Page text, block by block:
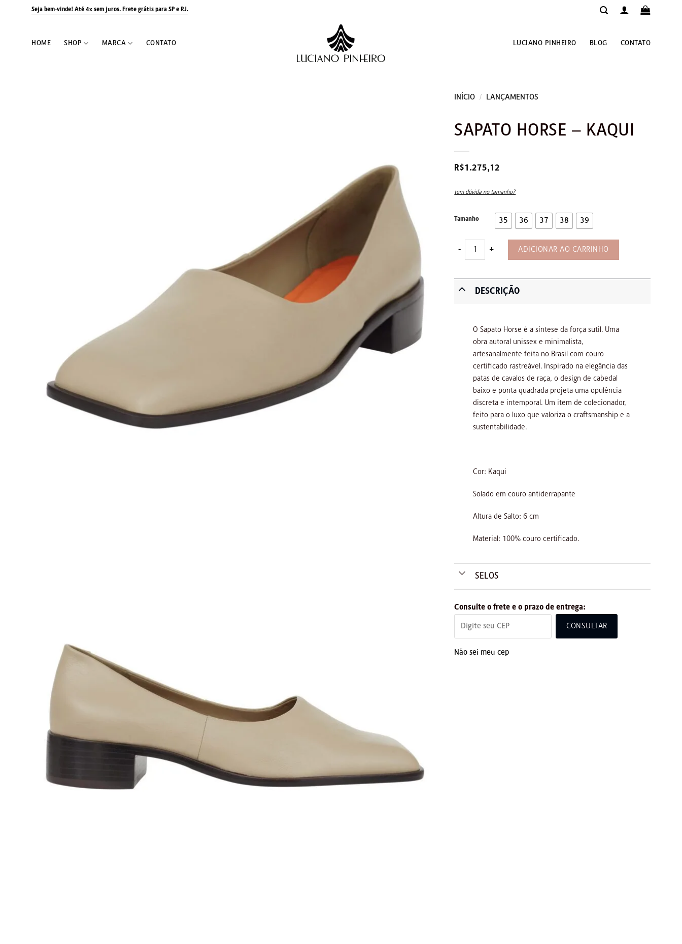
Seja bem-vinde! Até 4x sem juros. Frete grátis para SP e RJ.
HOME SHOP MARCA CONTATO LUCIANO PINHEIRO BLOG CONTATO
INÍCIO / LANÇAMENTOS
SAPATO HORSE – KAQUI
R$1.275,12
tem dúvida no tamanho?
Tamanho 35 36 37 38 39
Sapato Horse - Kaqui quantidade
ADICIONAR AO CARRINHO
DESCRIÇÃO
O Sapato Horse é a síntese da força sutil. Uma
obra autoral unissex e minimalista,
artesanalmente feita no Brasil com couro
certificado rastreável. Inspirado na elegância das
patas de cavalos de raça, o design de cabedal
baixo e ponta quadrada projeta uma opulência
discreta e intemporal. Um item de colecionador,
feito para o luxo que valoriza o craftsmanship e a
sustentabilidade.
Cor: Kaqui
Solado em couro antiderrapante
Altura de Salto: 6 cm
Material: 100% couro certificado.
SELOS
Consulte o frete e o prazo de entrega:
CONSULTAR
Não sei meu cep